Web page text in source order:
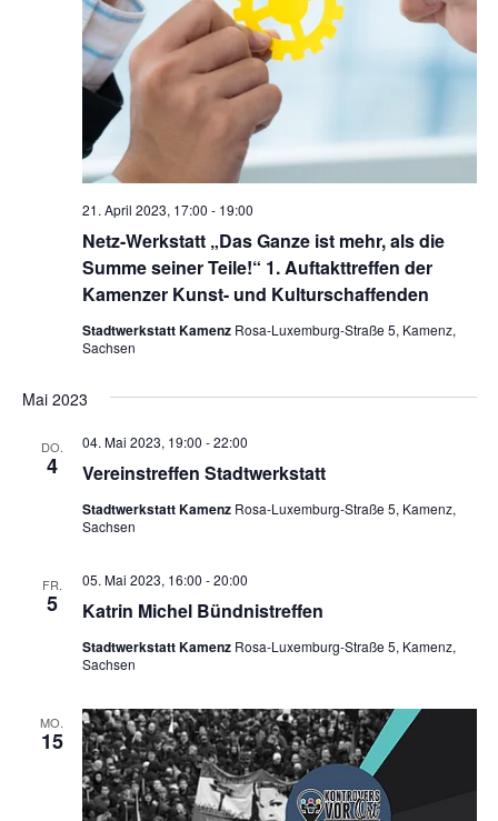
Netz-Werkstatt „Das Ganze ist mehr, als die
Summe seiner Teile!“ 1. Auftakttreffen der
Kamenzer Kunst- und Kulturschaffenden
21. April 2023, 17:00 - 19:00
Stadtwerkstatt Kamenz Rosa-Luxemburg-Straße 5, Kamenz,
Sachsen
Mai 2023
DO.
4 Vereinstreffen Stadtwerkstatt
04. Mai 2023, 19:00 -22:00
Stadtwerkstatt Kamenz Rosa-Luxemburg-Straße 5, Kamenz,
Sachsen
FR.
5 Katrin Michel Bündnistreffen
05. Mai 2023, 16:00 -20:00
Stadtwerkstatt Kamenz Rosa-Luxemburg-Straße 5, Kamenz,
Sachsen
MO.
15